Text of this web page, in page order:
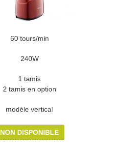
60 tours/min
240W
1 tamis
2 tamis en option
modèle vertical
NON DISPONIBLE